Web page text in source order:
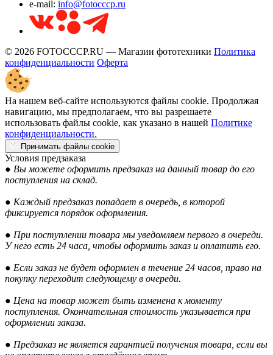
e-mail: info@fotocccp.ru
© 2026 FOTOCCCP.RU — Магазин фототехники Политика
конфиденциальности Оферта
На нашем веб-сайте используются файлы cookie. Продолжая
навигацию, мы предполагаем, что вы разрешаете
использовать файлы cookie, как указано в нашей Политике
конфиденциальности.
Принимать файлы cookie
Условия предзаказа
● Вы можете оформить предзаказ на данный товар до его
поступления на склад.
● Каждый предзаказ попадает в очередь, в которой
фиксируется порядок оформления.
● При поступлении товара мы уведомляем первого в очереди.
У него есть 24 часа, чтобы оформить заказ и оплатить его.
● Если заказ не будет оформлен в течение 24 часов, право на
покупку переходит следующему в очереди.
● Цена на товар может быть изменена к моменту
поступления. Окончательная стоимость указывается при
оформлении заказа.
● Предзаказ не является гарантией получения товара, если вы